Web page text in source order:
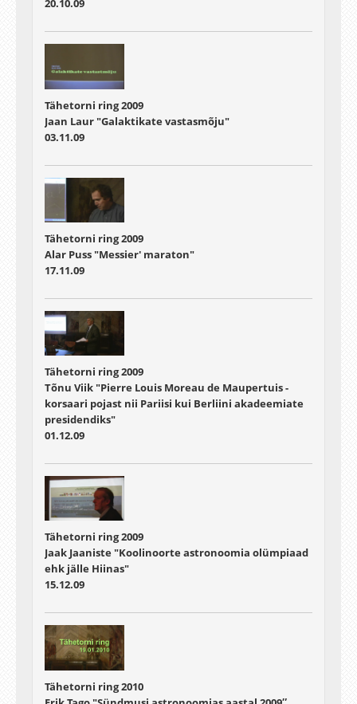
20.10.09
Tähetorni ring 2009
Jaan Laur "Galaktikate vastasmõju"
03.11.09
Tähetorni ring 2009
Alar Puss "Messier' maraton"
17.11.09
Tähetorni ring 2009
Tõnu Viik "Pierre Louis Moreau de Maupertuis -
korsaari pojast nii Pariisi kui Berliini akadeemiate
presidendiks"
01.12.09
Tähetorni ring 2009
Jaak Jaaniste "Koolinoorte astronoomia olümpiaad
ehk jälle Hiinas"
15.12.09
Tähetorni ring 2010